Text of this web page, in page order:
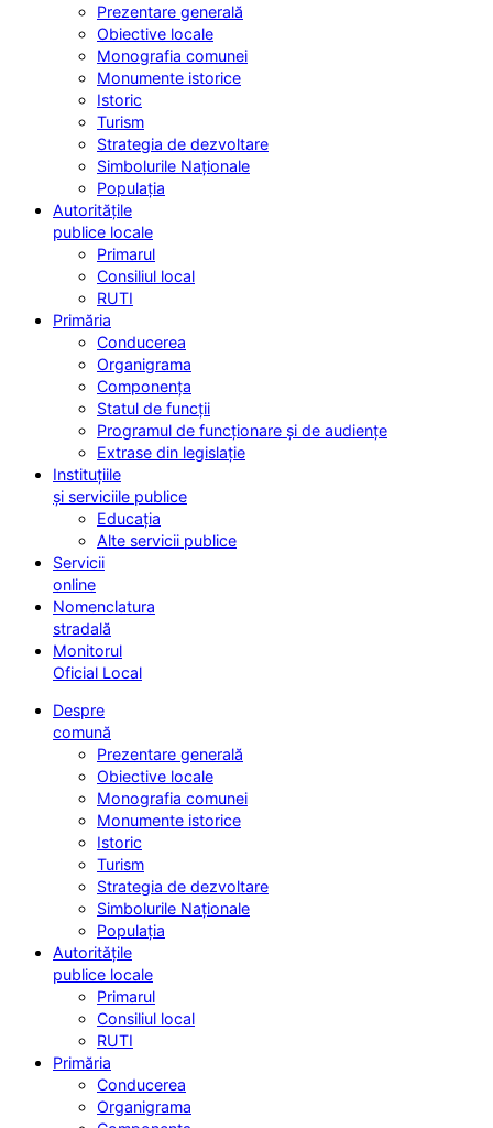
Prezentare generală
Obiective locale
Monografia comunei
Monumente istorice
Istoric
Turism
Strategia de dezvoltare
Simbolurile Naționale
Populația
Autoritățile
publice locale
Primarul
Consiliul local
RUTI
Primăria
Conducerea
Organigrama
Componența
Statul de funcții
Programul de funcționare și de audiențe
Extrase din legislație
Instituțiile
și serviciile publice
Educația
Alte servicii publice
Servicii
online
Nomenclatura
stradală
Monitorul
Oficial Local
Despre
comună
Prezentare generală
Obiective locale
Monografia comunei
Monumente istorice
Istoric
Turism
Strategia de dezvoltare
Simbolurile Naționale
Populația
Autoritățile
publice locale
Primarul
Consiliul local
RUTI
Primăria
Conducerea
Organigrama